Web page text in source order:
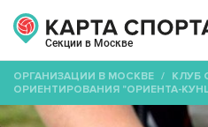
Секции в Москве
ОРГАНИЗАЦИИ В МОСКВЕ / КЛУБ
ОРИЕНТИРОВАНИЯ "ОРИЕНТА-